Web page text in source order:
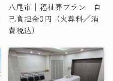
八尾市｜福祉葬プラン 自
己負担金0円（火葬料／消
費税込）